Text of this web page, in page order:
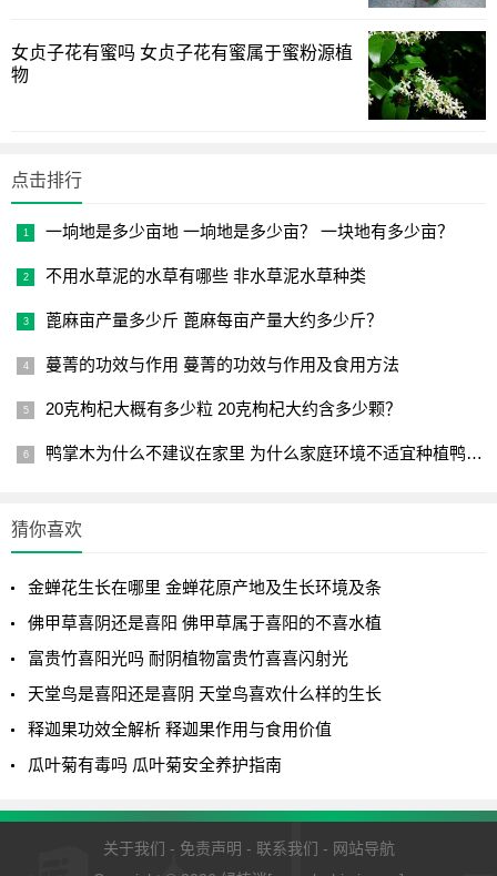
女贞子花有蜜吗 女贞子花有蜜属于蜜粉源植
物
点击排行
一垧地是多少亩地 一垧地是多少亩？ 一块地有多少亩？
不用水草泥的水草有哪些 非水草泥水草种类
蓖麻亩产量多少斤 蓖麻每亩产量大约多少斤？
蔓菁的功效与作用 蔓菁的功效与作用及食用方法
20克枸杞大概有多少粒 20克枸杞大约含多少颗？
鸭掌木为什么不建议在家里 为什么家庭环境不适宜种植鸭掌木？
猜你喜欢
金蝉花生长在哪里 金蝉花原产地及生长环境及条
佛甲草喜阴还是喜阳 佛甲草属于喜阳的不喜水植
富贵竹喜阳光吗 耐阴植物富贵竹喜喜闪射光
天堂鸟是喜阳还是喜阴 天堂鸟喜欢什么样的生长
释迦果功效全解析 释迦果作用与食用价值
瓜叶菊有毒吗 瓜叶菊安全养护指南
关于我们 - 免责声明 - 联系我们 - 网站导航